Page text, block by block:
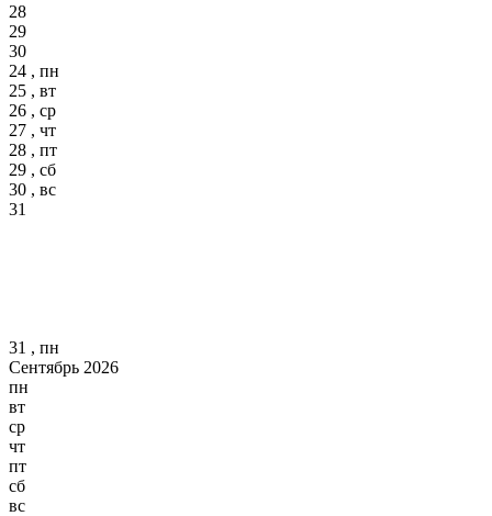
28
29
30
24 , пн
25 , вт
26 , ср
27 , чт
28 , пт
29 , сб
30 , вс
31
31 , пн
Сентябрь 2026
пн
вт
ср
чт
пт
сб
вс